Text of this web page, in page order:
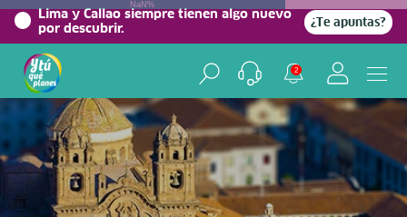
Lima y Callao siempre tienen algo nuevo
por descubrir.
¿Te apuntas?
2
NaN%